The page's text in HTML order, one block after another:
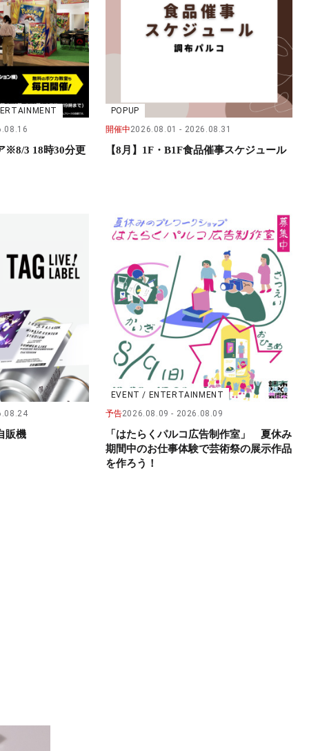
※8/3 18時30分更
POPUP
開催中2026.08.01 2026.08.31
【8月】1F・B1F食品催事スケジュール
販機
EVENT / ENTERTAINMENT
予告2026.08.09 2026.08.09
「はたらくパルコ広告制作室」 夏休み
期間中のお仕事体験で芸術祭の展示作品
を作ろう！